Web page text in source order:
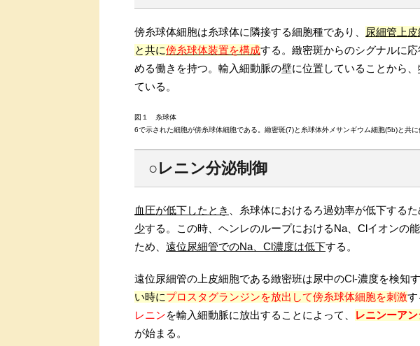
傍糸球体細胞は糸球体に隣接する細胞種であり、
尿細管上
と共に傍糸球体装置を構成する。緻密斑からのシグナルに応
める働きを持つ。輸入細動脈の壁に位置していることから、
ている。
図１ 糸球体
6で示された細胞が傍糸球体細胞である。緻密斑(7)と糸球体外メサンギウム細胞(5b)と共
○レニン分泌制御
血圧が低下したとき 、糸球体におけるろ過効率が低下する
少する。この時、ヘンレのループにおけるNa、Clイオンの
ため、 遠位尿細管でのNa、Cl濃度は低下する。
遠位尿細管の上皮細胞である緻密班は尿中のCl-濃度を検知
い時にプロスタグランジンを放出して傍糸球体細胞を刺激す
レニンを輸入細動脈に放出することによって、 レニンーア
が始まる。